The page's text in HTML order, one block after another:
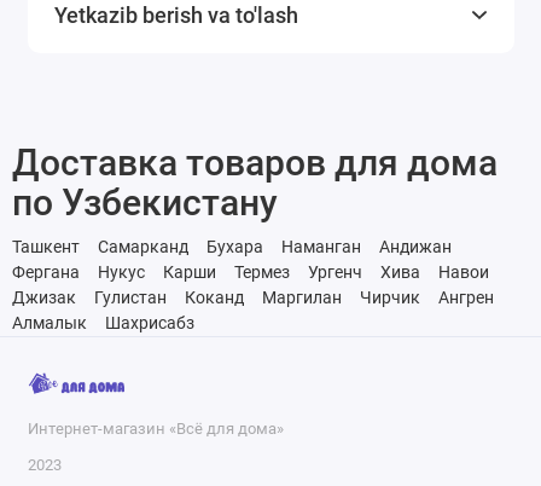
Yetkazib berish va to'lash
Доставка товаров для дома
по Узбекистану
Ташкент Самарканд Бухара Наманган
Андижан
Фергана
Нукус Карши Термез Ургенч Хива
Навои
Джизак
Гулистан Коканд Маргилан Чирчик
Ангрен
Алмалык
Шахрисабз
Интернет-магазин «Всё для дома»
2023